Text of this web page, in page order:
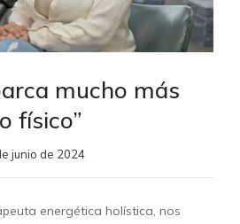
mucho más
físico”
junio de 2024
energética holística, nos